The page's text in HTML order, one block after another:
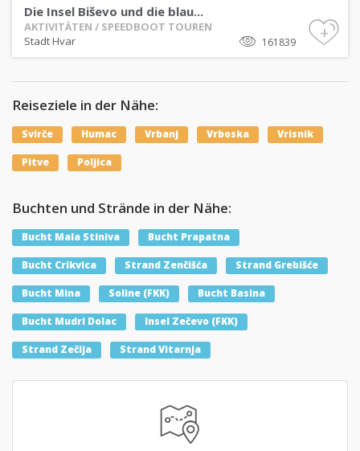
Die Insel Biševo und die blau...
AKTIVITÄTEN / SPEEDBOOT TOUREN
161839
Stadt Hvar +
Reiseziele in der Nähe:
Svirče Humac Vrbanj Vrboska Vrisnik
Pitve Poljica
Buchten und Strände in der Nähe:
Bucht Mala Stiniva Bucht Prapatna
Bucht Crikvica Strand Zenčišća Strand Grebišće
Bucht Mina Soline (FKK) Bucht Basina
Bucht Mudri Dolac Insel Zečevo (FKK)
Strand Zečija Strand Vitarnja